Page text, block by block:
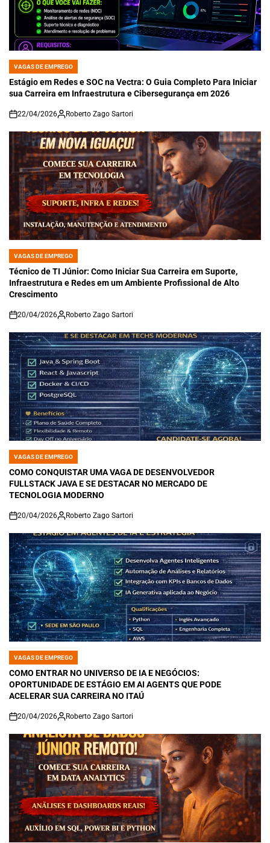
POSTED
IN
VAGAS DE EMPREGO
Estágio em Redes e SOC na Vectra: O Guia Completo Para Iniciar
sua Carreira em Infraestrutura e Cibersegurança em 2026
on
22/04/2026 Roberto Zago Sartori
POSTED
IN
VAGAS DE EMPREGO
Técnico de TI Júnior: Como Iniciar Sua Carreira em Suporte,
Infraestrutura e Redes em um Ambiente Profissional de Alto
Crescimento
on
20/04/2026 Roberto Zago Sartori
POSTED
IN
VAGAS DE EMPREGO
COMO CONQUISTAR UMA VAGA DE DESENVOLVEDOR
FULLSTACK JAVA E SE DESTACAR NO MERCADO DE
TECNOLOGIA MODERNO
on
20/04/2026 Roberto Zago Sartori
POSTED
IN
VAGAS DE EMPREGO
COMO ENTRAR NO UNIVERSO DE IA E NEGÓCIOS:
OPORTUNIDADE DE ESTÁGIO EM AI AGENTS QUE PODE
ACELERAR SUA CARREIRA NO ITAÚ
on
20/04/2026 Roberto Zago Sartori